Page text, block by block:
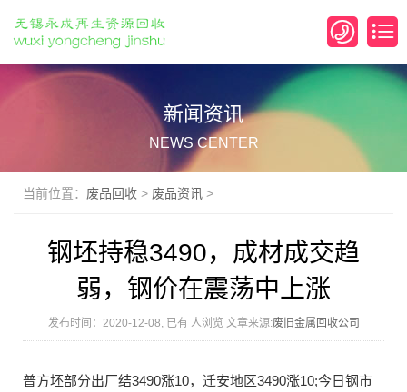
新闻资讯
NEWS CENTER
当前位置： 废品回收 > 废品资讯 >
钢坯持稳3490，成材成交趋
弱，钢价在震荡中上涨
发布时间：2020-12-08, 已有 人浏览 文章来源:废旧金属回收公司
普方坯部分出厂结3490涨10，迁安地区3490涨10;今日钢市